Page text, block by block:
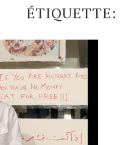
ÉTIQUETTE: